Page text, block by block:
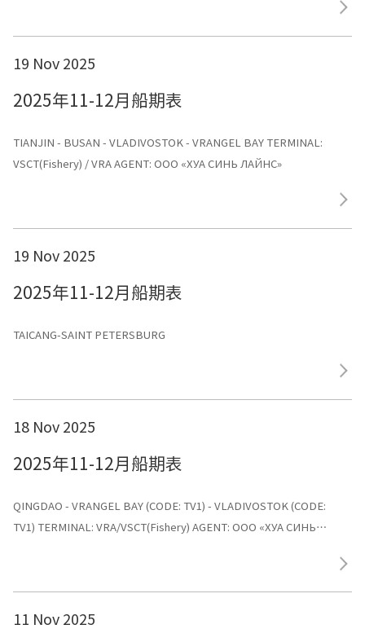
19 Nov 2025
2025年11-12月船期表
TIANJIN - BUSAN - VLADIVOSTOK - VRANGEL BAY TERMINAL:
VSCT(Fishery) / VRA AGENT: ООО «ХУА СИНЬ ЛАЙНС»
19 Nov 2025
2025年11-12月船期表
TAICANG-SAINT PETERSBURG
18 Nov 2025
2025年11-12月船期表
QINGDAO - VRANGEL BAY (CODE: TV1) - VLADIVOSTOK (CODE:
TV1) TERMINAL: VRA/VSCT(Fishery) AGENT: ООО «ХУА СИНЬ
11 Nov 2025